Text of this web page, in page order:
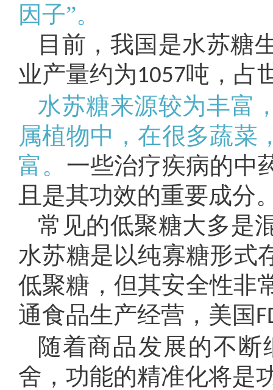
因子”。
目前，我国是水苏糖
业产量约为1057吨，占
水苏糖来源较为丰富
属植物中，在很多蔬菜
富。 一些治疗疾病的中
且是其功效的重要成分
常见的低聚糖大多是
水苏糖是以纯寡糖形式
低聚糖，但其安全性非
通食品生产经营，美国
随着商品发展的不
舍，功能的精准化将是